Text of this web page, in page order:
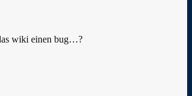
wiki einen bug…?